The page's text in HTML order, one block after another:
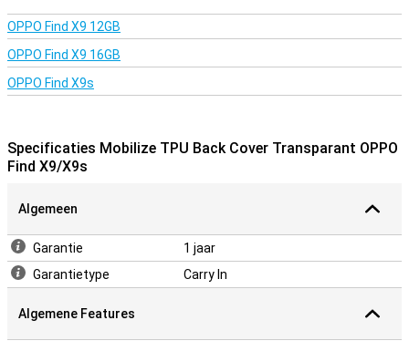
krassen, barsten en vuil. Het scherm is niet bedekt, dus als je deze
wilt beschermen heb je een screenprotector nodig.
OPPO Find X9 12GB
OPPO Find X9 16GB
OPPO Find X9s
Specificaties Mobilize TPU Back Cover Transparant OPPO
Find X9/X9s
Algemeen
Garantie
1 jaar
Garantietype
Carry In
Algemene Features